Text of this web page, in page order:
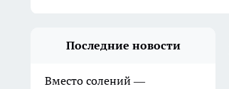
Последние новости
Вместо солений —